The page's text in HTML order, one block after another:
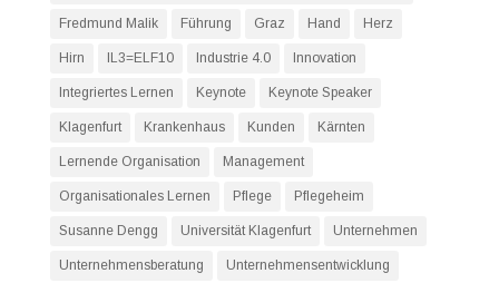
Fredmund Malik Führung Graz Hand Herz
Hirn IL3=ELF10 Industrie 4.0 Innovation
Integriertes Lernen Keynote Keynote Speaker
Klagenfurt Krankenhaus Kunden Kärnten
Lernende Organisation Management
Organisationales Lernen Pflege Pflegeheim
Susanne Dengg Universität Klagenfurt Unternehmen
Unternehmensberatung Unternehmensentwicklung